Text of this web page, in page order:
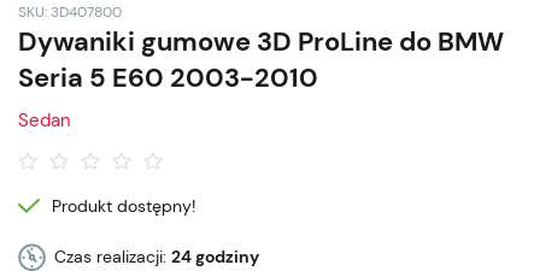
SKU: 3D407800
Dywaniki gumowe 3D ProLine do BMW
Seria 5 E60 2003-2010
Sedan
Produkt dostępny!
Czas realizacji: 24 godziny